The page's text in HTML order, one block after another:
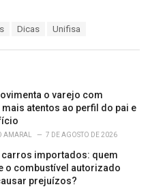
Dicas Unifisa
o varejo com
atentos ao perfil do pai e
AMARAL 7 DE AGOSTO DE 2026
carros importados: quem
o combustível autorizado
prejuízos?